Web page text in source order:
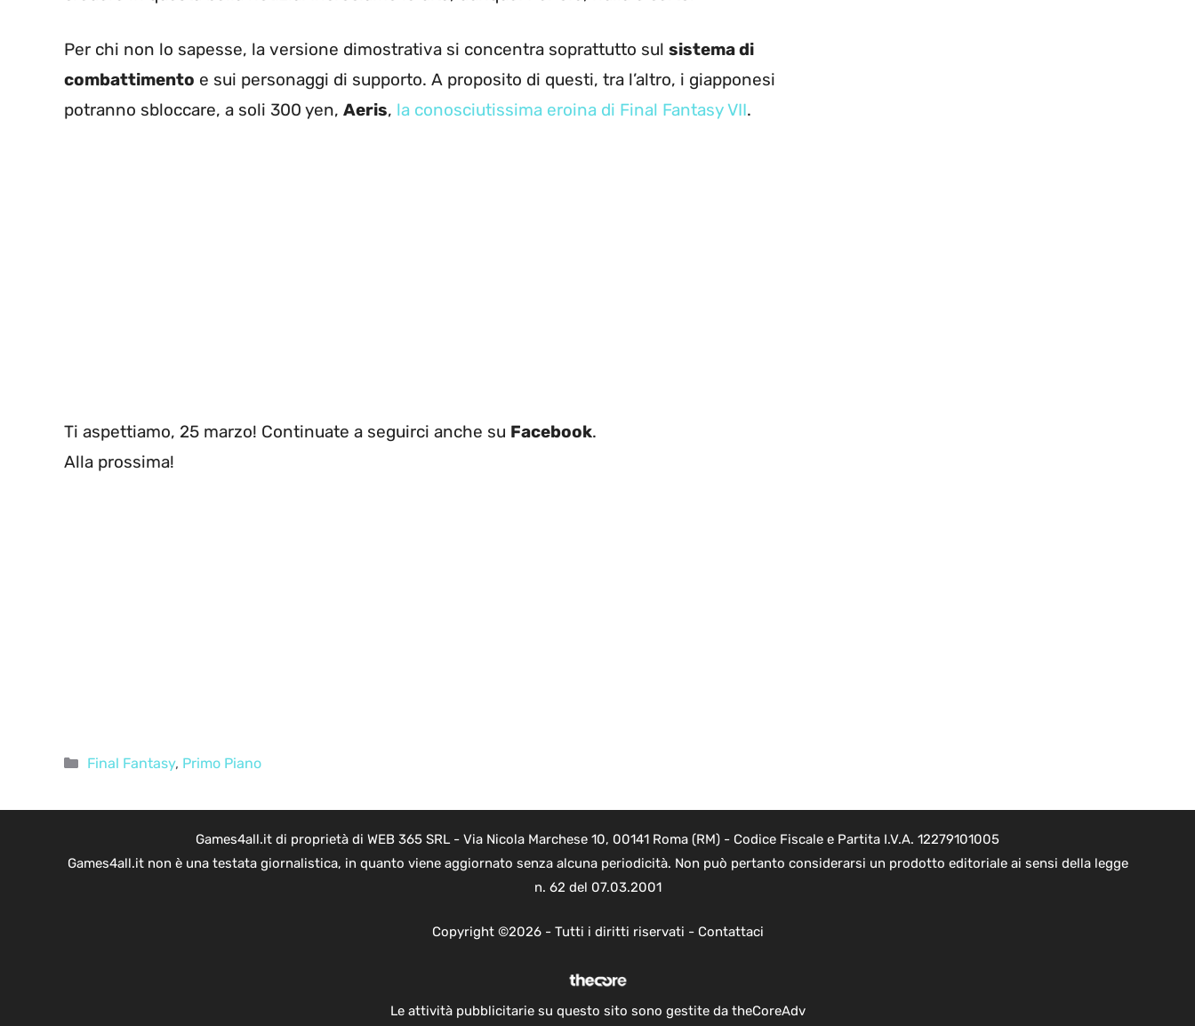
Per chi non lo sapesse, la versione dimostrativa si concentra soprattutto sul sistema di
combattimento e sui personaggi di supporto. A proposito di questi, tra l’altro, i giapponesi
potranno sbloccare, a soli 300 yen, Aeris, la conosciutissima eroina di Final Fantasy VII.
Ti aspettiamo, 25 marzo! Continuate a seguirci anche su Facebook.
Alla prossima!
Categorie
Final Fantasy, Primo Piano
Games4all.it di proprietà di WEB 365 SRL - Via Nicola Marchese 10, 00141 Roma (RM) - Codice Fiscale e Partita I.V.A. 12279101005
Games4all.it non è una testata giornalistica, in quanto viene aggiornato senza alcuna periodicità. Non può pertanto considerarsi un prodotto editoriale ai sensi della legge
n. 62 del 07.03.2001
Copyright ©2026 - Tutti i diritti riservati - Contattaci
Le attività pubblicitarie su questo sito sono gestite da theCoreAdv